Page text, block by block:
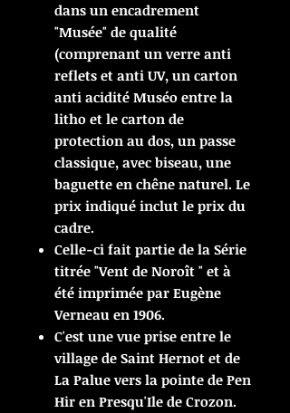
dans un encadrement
"Musée" de qualité
(comprenant un verre anti
reflets et anti UV, un carton
anti acidité Muséo entre la
litho et le carton de
protection au dos, un passe
classique, avec biseau, une
baguette en chêne naturel. Le
prix indiqué inclut le prix du
cadre.
Celle-ci fait partie de la Série
titrée "Vent de Noroît " et à
été imprimée par Eugène
Verneau en 1906.
C'est une vue prise entre le
village de Saint Hernot et de
La Palue vers la pointe de Pen
Hir en Presqu'Ile de Crozon.